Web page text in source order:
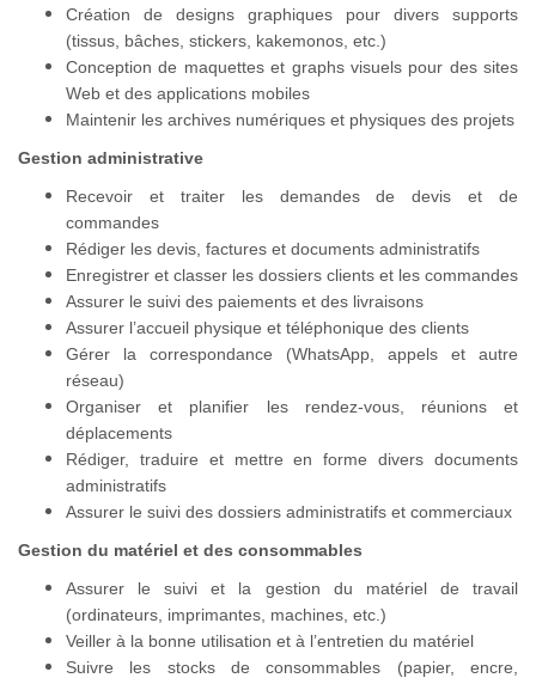
Création de designs graphiques pour divers supports
(tissus, bâches, stickers, kakemonos, etc.)
Conception de maquettes et graphs visuels pour des sites
Web et des applications mobiles
Maintenir les archives numériques et physiques des projets
Gestion administrative
Recevoir et traiter les demandes de devis et de
commandes
Rédiger les devis, factures et documents administratifs
Enregistrer et classer les dossiers clients et les commandes
Assurer le suivi des paiements et des livraisons
Assurer l’accueil physique et téléphonique des clients
Gérer la correspondance (WhatsApp, appels et autre
réseau)
Organiser et planifier les rendez-vous, réunions et
déplacements
Rédiger, traduire et mettre en forme divers documents
administratifs
Assurer le suivi des dossiers administratifs et commerciaux
Gestion du matériel et des consommables
Assurer le suivi et la gestion du matériel de travail
(ordinateurs, imprimantes, machines, etc.)
Veiller à la bonne utilisation et à l’entretien du matériel
Suivre les stocks de consommables (papier, encre,